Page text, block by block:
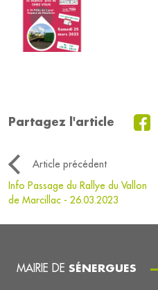
Partagez l'article
Article précédent
Info Passage du Rallye du Vallon
de Marcillac - 26.03.2023
MAIRIE DE SÉNERGUES